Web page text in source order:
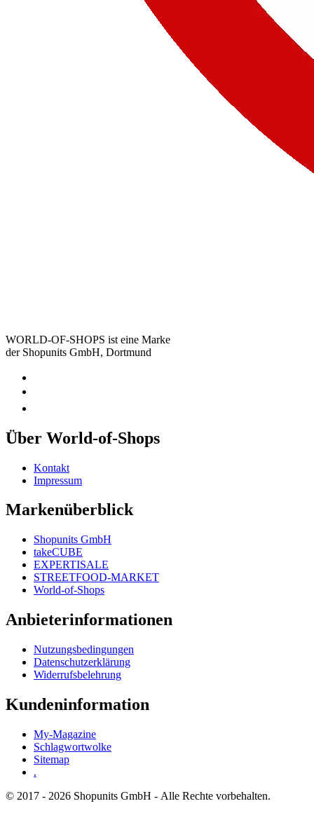
WORLD-OF-SHOPS ist eine Marke
der Shopunits GmbH, Dortmund
Über World-of-Shops
Kontakt
Impressum
Markenüberblick
Shopunits GmbH
takeCUBE
EXPERTISALE
STREETFOOD-MARKET
World-of-Shops
Anbieterinformationen
Nutzungsbedingungen
Datenschutzerklärung
Widerrufsbelehrung
Kundeninformation
My-Magazine
Schlagwortwolke
Sitemap
.
© 2017 - 2026 Shopunits GmbH - Alle Rechte vorbehalten.